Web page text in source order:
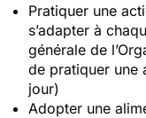
Pratiquer une
s’adapter à
générale de
de pratiquer une
jour)
Adopter une